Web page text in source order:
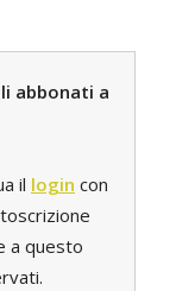
abbonati a
il login con
a questo